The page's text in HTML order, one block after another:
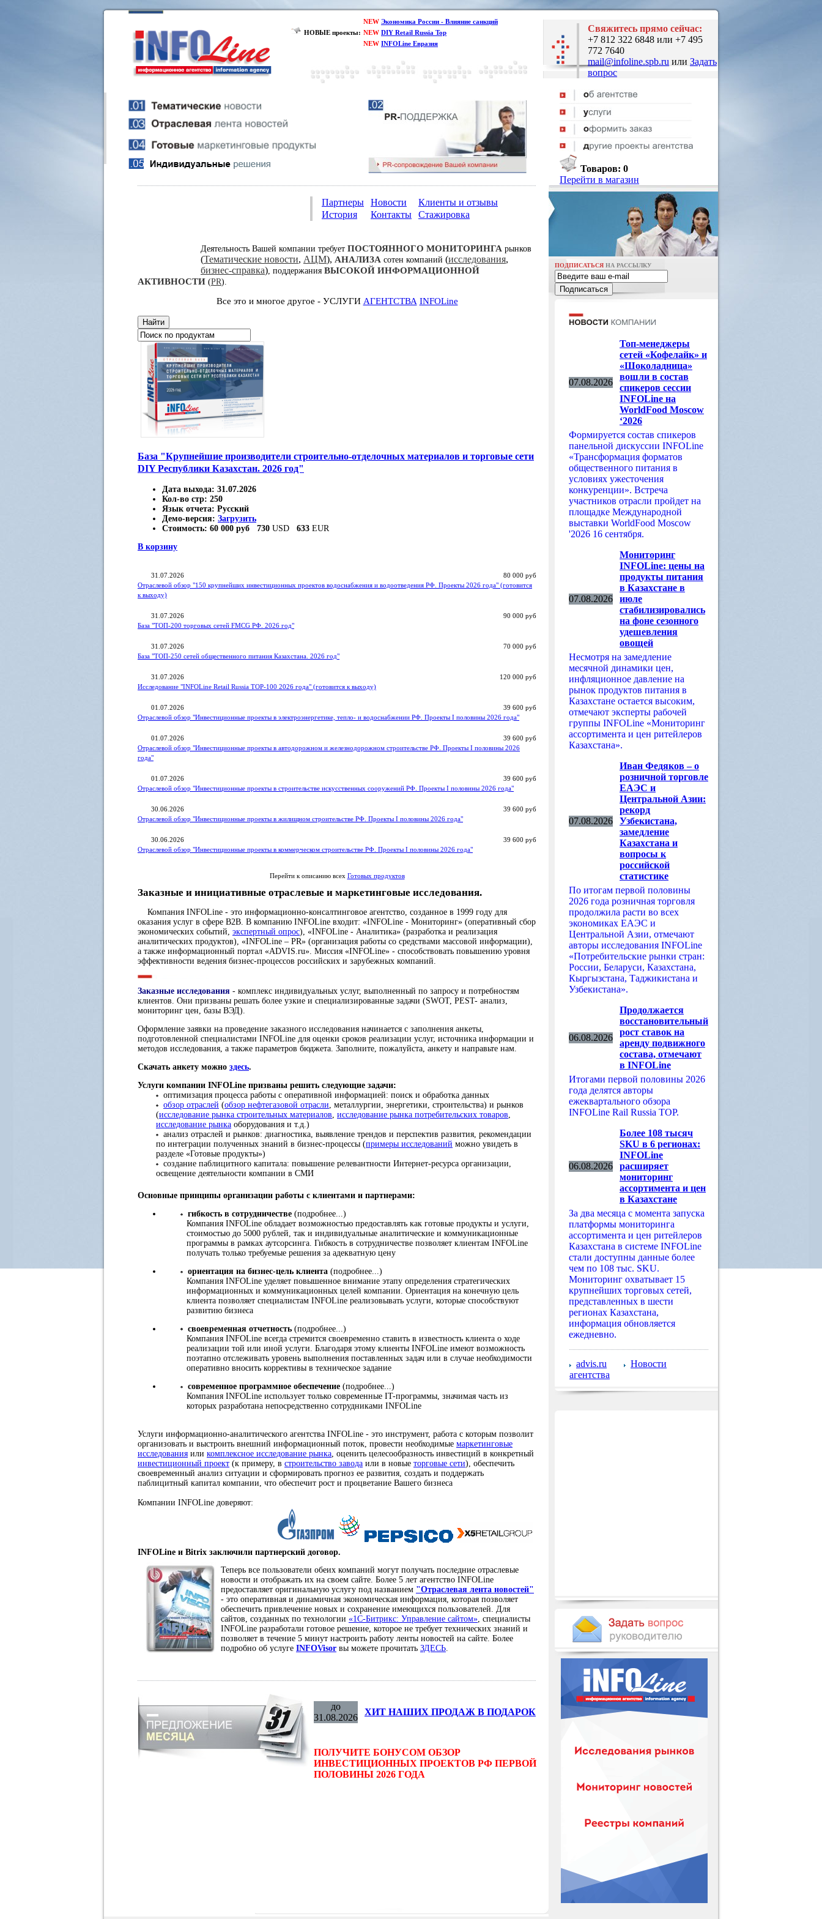
НОВЫЕ проекты:
NEW Экономика России - Влияние санкций
NEW DIY Retail Russia Top
NEW INFOLine Евразия
Свяжитесь прямо сейчас:
+7 812 322 6848 или +7 495
772 7640
mail@infoline.spb.ru или Задать
вопрос
Товаров: 0
Перейти в магазин
Партнеры Новости
Клиенты и отзывы
История
Контакты Стажировка
Деятельность Вашей компании требует ПОСТОЯННОГО МОНИТОРИНГА рынков
(Тематические новости, АЦМ), АНАЛИЗА сотен компаний (исследования,
бизнес-справка), поддержания ВЫСОКОЙ ИНФОРМАЦИОННОЙ
АКТИВНОСТИ (PR).
Все это и многое другое - УСЛУГИ АГЕНТСТВА INFOLine
База "Крупнейшие производители строительно-отделочных материалов и торговые сети
DIY Республики Казахстан. 2026 год"
Дата выхода: 31.07.2026
Кол-во стр: 250
Язык отчета: Русский
Демо-версия: Загрузить
Стоимость: 60 000 руб 730 USD 633 EUR
В корзину
31.07.2026
80 000 руб
Отраслевой обзор "150 крупнейших инвестиционных проектов водоснабжения и водоотведения РФ. Проекты 2026 года" (готовится
к выходу)
31.07.2026
90 000 руб
База "ТОП-200 торговых сетей FMCG РФ. 2026 год"
31.07.2026
70 000 руб
База "ТОП-250 сетей общественного питания Казахстана. 2026 год"
31.07.2026
120 000 руб
Исследование "INFOLine Retail Russia ТOP-100 2026 года" (готовится к выходу)
01.07.2026
39 600 руб
Отраслевой обзор "Инвестиционные проекты в электроэнергетике, тепло- и водоснабжении РФ. Проекты I половины 2026 года"
01.07.2026
39 600 руб
Отраслевой обзор "Инвестиционные проекты в автодорожном и железнодорожном строительстве РФ. Проекты I половины 2026
года"
01.07.2026
39 600 руб
Отраслевой обзор "Инвестиционные проекты в строительстве искусственных сооружений РФ. Проекты I половины 2026 года"
30.06.2026
39 600 руб
Отраслевой обзор "Инвестиционные проекты в жилищном строительстве РФ. Проекты I половины 2026 года"
30.06.2026
39 600 руб
Отраслевой обзор "Инвестиционные проекты в коммерческом строительстве РФ. Проекты I половины 2026 года"
Перейти к описанию всех Готовых продуктов
Заказные и инициативные отраслевые и маркетинговые исследования.
Компания INFOLine - это информационно-консалтинговое агентство, созданное в 1999 году для
оказания услуг в сфере B2B. В компанию INFOLine входит: «INFOLine - Мониторинг» (оперативный сбор
экономических событий, экспертный опрос), «INFOLine - Аналитика» (разработка и реализация
аналитических продуктов), «INFOLine – PR» (организация работы со средствами массовой информации),
а также информационный портал «ADVIS.ru». Миссия «INFOLine» - способствовать повышению уровня
эффективности ведения бизнес-процессов российских и зарубежных компаний.
Заказные исследования - комплекс индивидуальных услуг, выполненный по запросу и потребностям
клиентов. Они призваны решать более узкие и специализированные задачи (SWOT, PEST- анализ,
мониторинг цен, базы ВЭД).
Оформление заявки на проведение заказного исследования начинается с заполнения анкеты,
подготовленной специалистами INFOLine для оценки сроков реализации услуг, источника информации и
методов исследования, а также параметров бюджета. Заполните, пожалуйста, анкету и направьте нам.
Скачать анкету можно здесь.
Услуги компании INFOLine призваны решить следующие задачи:
оптимизация процесса работы с оперативной информацией: поиск и обработка данных
обзор отраслей (обзор нефтегазовой отрасли , металлургии, энергетики, строительства) и рынков
(исследование рынка строительных материалов исследование рынка потребительских товаров
исследование рынка оборудования и т.д.)
анализ отраслей и рынков: диагностика, выявление трендов и перспектив развития, рекомендации
по интеграции полученных знаний в бизнес-процессы (примеры исследований можно увидеть в
разделе «Готовые продукты»)
создание паблицитного капитала: повышение релевантности Интернет-ресурса организации,
освещение деятельности компании в СМИ
Основные принципы организации работы с клиентами и партнерами:
гибкость в сотрудничестве (подробнее...)
Компания INFOLine обладает возможностью предоставлять как готовые продукты и услуги,
стоимостью до 5000 рублей, так и индивидуальные аналитические и коммуникационные
программы в рамках аутсорсинга. Гибкость в сотрудничестве позволяет клиентам INFOLine
получать только требуемые решения за адекватную цену
ориентация на бизнес-цель клиента (подробнее...)
Компания INFOLine уделяет повышенное внимание этапу определения стратегических
информационных и коммуникационных целей компании. Ориентация на конечную цель
клиента позволяет специалистам INFOLine реализовывать услуги, которые способствуют
развитию бизнеса
своевременная отчетность (подробнее...)
Компания INFOLine всегда стремится своевременно ставить в известность клиента о ходе
реализации той или иной услуги. Благодаря этому клиенты INFOLine имеют возможность
поэтапно отслеживать уровень выполнения поставленных задач или в случае необходимости
оперативно вносить коррективы в техническое задание
современное программное обеспечение (подробнее...)
Компания INFOLine использует только современные IT-программы, значимая часть из
которых разработана непосредственно сотрудниками INFOLine
Услуги информационно-аналитического агентства INFOLine - это инструмент, работа с которым позволит
организовать и выстроить внешний информационный поток, провести необходимые маркетинговые
исследования или комплексное исследование рынка , оценить целесообразность инвестиций в конкретный
инвестиционный проект (к примеру, в строительство завода или в новые торговые сети), обеспечить
своевременный анализ ситуации и сформировать прогноз ее развития, создать и поддержать
паблицитный капитал компании, что обеспечит рост и процветание Вашего бизнеса
Компании INFOLine доверяют:
INFOLine и Bitrix заключили партнерский договор.
Теперь все пользователи обеих компаний могут получать последние отраслевые
новости и отображать их на своем сайте. Более 5 лет агентство INFOLine
предоставляет оригинальную услугу под названием "Отраслевая лента новостей"
- это оперативная и динамичная экономическая информация, которая позволяет
обеспечить привлечение новых и сохранение имеющихся пользователей. Для
сайтов, созданных по технологии «1C-Битрикс: Управление сайтом» , специалисты
INFOLine разработали готовое решение, которое не требует технических знаний и
позволяет в течение 5 минут настроить работу ленты новостей на сайте. Более
подробно об услуге INFOVisor вы можете прочитать ЗДЕСЬ
до
31.08.2026
ХИТ НАШИХ ПРОДАЖ В ПОДАРОК
ПОЛУЧИТЕ БОНУСОМ ОБЗОР
ИНВЕСТИЦИОННЫХ ПРОЕКТОВ РФ ПЕРВОЙ
ПОЛОВИНЫ 2026 ГОДА
ПОДПИСАТЬСЯ НА РАССЫЛКУ
07.08.2026
Топ-менеджеры
сетей «Кофелайк» и
«Шоколадница»
вошли в состав
спикеров сессии
INFOLine на
WorldFood Moscow
‘2026
Формируется состав спикеров
панельной дискуссии INFOLine
«Трансформация форматов
общественного питания в
условиях ужесточения
конкуренции». Встреча
участников отрасли пройдет на
площадке Международной
выставки WorldFood Moscow
'2026 16 сентября.
07.08.2026
Мониторинг
INFOLine: цены на
продукты питания
в Казахстане в
июле
стабилизировались
на фоне сезонного
удешевления
овощей
Несмотря на замедление
месячной динамики цен,
инфляционное давление на
рынок продуктов питания в
Казахстане остается высоким,
отмечают эксперты рабочей
группы INFOLine «Мониторинг
ассортимента и цен ритейлеров
Казахстана».
07.08.2026
Иван Федяков – о
розничной торговле
ЕАЭС и
Центральной Азии:
рекорд
Узбекистана,
замедление
Казахстана и
вопросы к
российской
статистике
По итогам первой половины
2026 года розничная торговля
продолжила расти во всех
экономиках ЕАЭС и
Центральной Азии, отмечают
авторы исследования INFOLine
«Потребительские рынки стран:
России, Беларуси, Казахстана,
Кыргызстана, Таджикистана и
Узбекистана».
06.08.2026
Продолжается
восстановительный
рост ставок на
аренду подвижного
состава, отмечают
в INFOLine
Итогами первой половины 2026
года делятся авторы
ежеквартального обзора
INFOLine Rail Russia TOP.
06.08.2026
Более 108 тысяч
SKU в 6 регионах:
INFOLine
расширяет
мониторинг
ассортимента и цен
в Казахстане
За два месяца с момента запуска
платформы мониторинга
ассортимента и цен ритейлеров
Казахстана в системе INFOLine
стали доступны данные более
чем по 108 тыс. SKU.
Мониторинг охватывает 15
крупнейших торговых сетей,
представленных в шести
регионах Казахстана,
информация обновляется
ежедневно.
advis.ru
Новости
агентства